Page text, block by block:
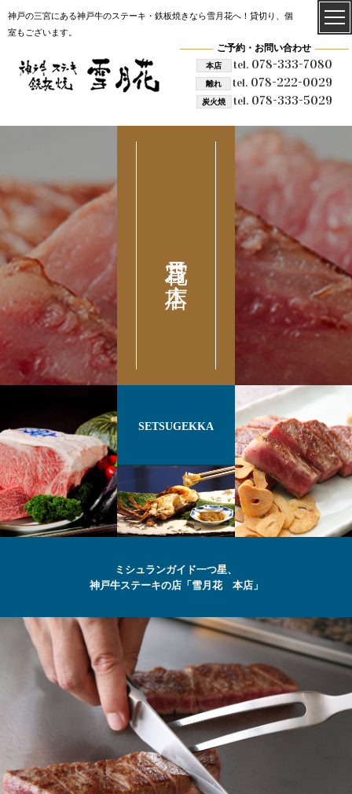
神戸の三宮にある神戸牛のステーキ・鉄板焼きなら雪月花へ！貸切り、個
室もございます。
ご予約・お問い合わせ
本店 tel.078-333-7080
離れ tel. 078-222-0029
炭火焼 tel.078-333-5029
雪月花 本店
SETSUGEKKA
ミシュランガイド一つ星、
神戸牛ステーキの店「雪月花 本店」
最高級の
神戸牛
ステーキ